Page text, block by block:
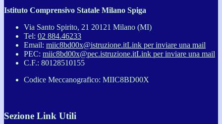
Istituto Comprensivo Statale Milano Spiga
Via Santo Spirito, 21 20121 Milano (MI)
Tel: 02 884.46233
Email: miic8bd00x@istruzione.itLink per inviare una mail
PEC: miic8bd00x@pec.istruzione.itLink per inviare una mail
C.F.: 80128510155
Codice Meccanografico: MIIC8BD00X
Sezione Link Utili